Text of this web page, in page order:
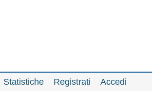
Statistiche Registrati Accedi